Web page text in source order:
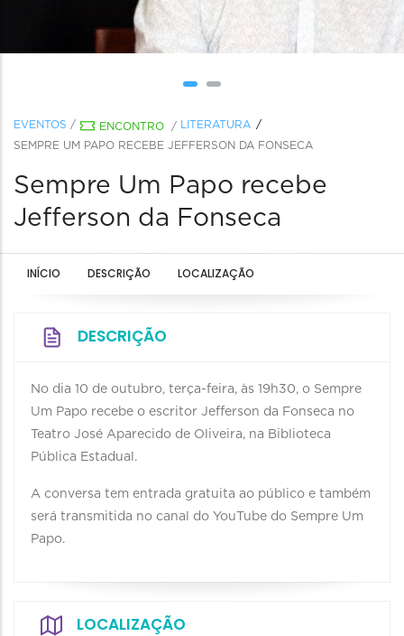
EVENTOS / ENCONTRO /
LITERATURA
SEMPRE UM PAPO RECEBE JEFFERSON DA FONSECA
Sempre Um Papo recebe
Jefferson da Fonseca
INÍCIO DESCRIÇÃO LOCALIZAÇÃO
DESCRIÇÃO
No dia 10 de outubro, terça-feira, às 19h30, o Sempre
Um Papo recebe o escritor Jefferson da Fonseca no
Teatro José Aparecido de Oliveira, na Biblioteca
Pública Estadual.
A conversa tem entrada gratuita ao público e também
será transmitida no canal do YouTube do Sempre Um
Papo.
LOCALIZAÇÃO